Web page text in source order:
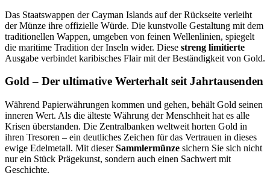
Das Staatswappen der Cayman Islands auf der Rückseite verleiht
der Münze ihre offizielle Würde. Die kunstvolle Gestaltung mit dem
traditionellen Wappen, umgeben von feinen Wellenlinien, spiegelt
die maritime Tradition der Inseln wider. Diese streng limitierte
Ausgabe verbindet karibisches Flair mit der Beständigkeit von Gold.
Gold – Der ultimative Werterhalt seit Jahrtausenden
Während Papierwährungen kommen und gehen, behält Gold seinen
inneren Wert. Als die älteste Währung der Menschheit hat es alle
Krisen überstanden. Die Zentralbanken weltweit horten Gold in
ihren Tresoren – ein deutliches Zeichen für das Vertrauen in dieses
ewige Edelmetall. Mit dieserSammlermünze sichern Sie sich nicht
nur ein Stück Prägekunst, sondern auch einen Sachwert mit
Geschichte.